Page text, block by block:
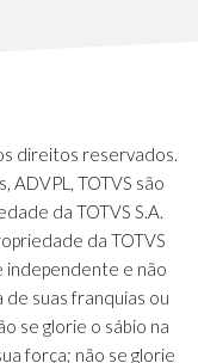
direitos reservados.
ADVPL, TOTVS são
da TOTVS S.A.
da TOTVS
independente e não
de suas franquias ou
se glorie o sábio na
força; não se glorie